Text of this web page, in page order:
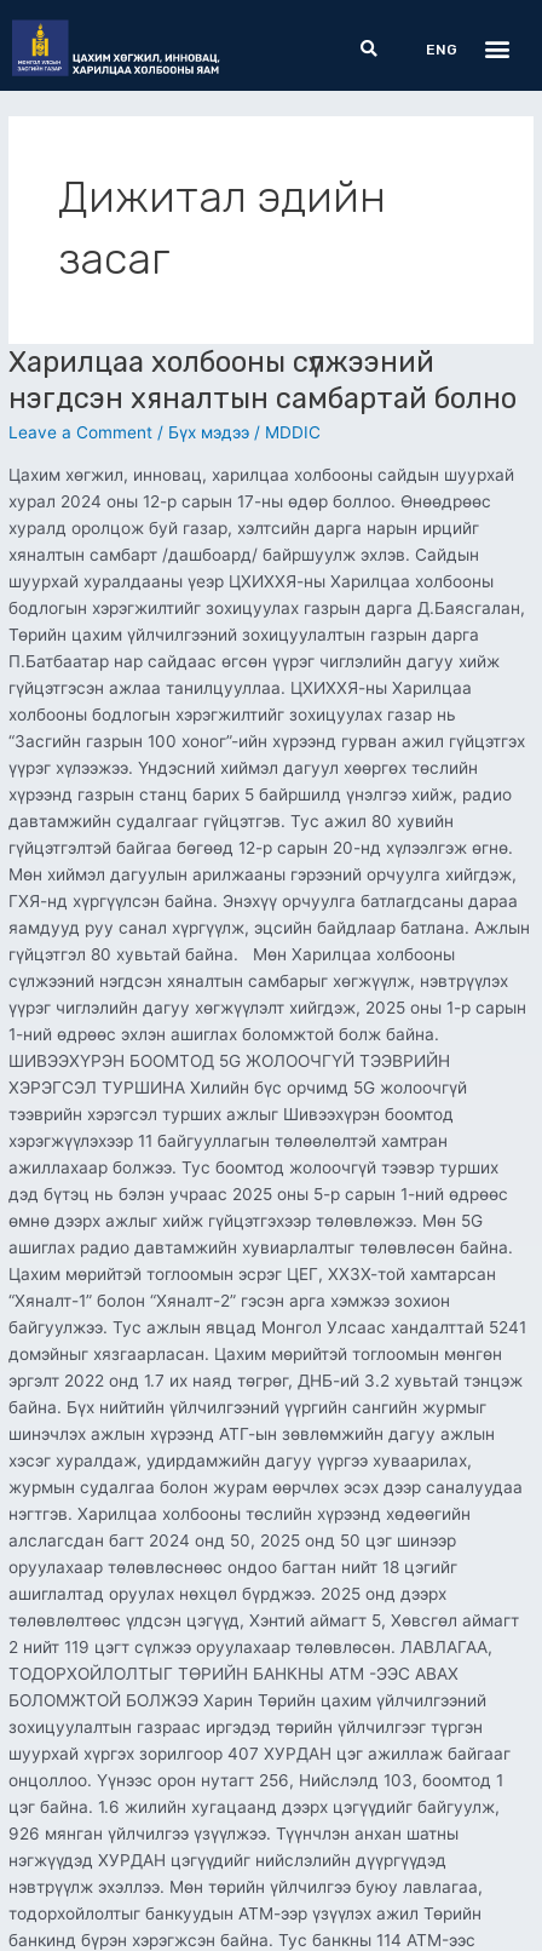
content
Search
ENG
Дижитал эдийн
засаг
Харилцаа холбооны сүлжээний
нэгдсэн хяналтын самбартай болно
Leave a Comment / Бүх мэдээ / MDDIC
Цахим хөгжил, инновац, харилцаа холбооны сайдын шуурхай
хурал 2024 оны 12-р сарын 17-ны өдөр боллоо. Өнөөдрөөс
хуралд оролцож буй газар, хэлтсийн дарга нарын ирцийг
хяналтын самбарт /дашбоард/ байршуулж эхлэв. Сайдын
шуурхай хуралдааны үеэр ЦХИХХЯ-ны Харилцаа холбооны
бодлогын хэрэгжилтийг зохицуулах газрын дарга Д.Баясгалан,
Төрийн цахим үйлчилгээний зохицуулалтын газрын дарга
П.Батбаатар нар сайдаас өгсөн үүрэг чиглэлийн дагуу хийж
гүйцэтгэсэн ажлаа танилцууллаа. ЦХИХХЯ-ны Харилцаа
холбооны бодлогын хэрэгжилтийг зохицуулах газар нь
“Засгийн газрын 100 хоног”-ийн хүрээнд гурван ажил гүйцэтгэх
үүрэг хүлээжээ. Үндэсний хиймэл дагуул хөөргөх төслийн
хүрээнд газрын станц барих 5 байршилд үнэлгээ хийж, радио
давтамжийн судалгааг гүйцэтгэв. Тус ажил 80 хувийн
гүйцэтгэлтэй байгаа бөгөөд 12-р сарын 20-нд хүлээлгэж өгнө.
Мөн хиймэл дагуулын арилжааны гэрээний орчуулга хийгдэж,
ГХЯ-нд хүргүүлсэн байна. Энэхүү орчуулга батлагдсаны дараа
яамдууд руу санал хүргүүлж, эцсийн байдлаар батлана. Ажлын
гүйцэтгэл 80 хувьтай байна. Мөн Харилцаа холбооны
сүлжээний нэгдсэн хяналтын самбарыг хөгжүүлж, нэвтрүүлэх
үүрэг чиглэлийн дагуу хөгжүүлэлт хийгдэж, 2025 оны 1-р сарын
1-ний өдрөөс эхлэн ашиглах боломжтой болж байна.
ШИВЭЭХҮРЭН БООМТОД 5G ЖОЛООЧГҮЙ ТЭЭВРИЙН
ХЭРЭГСЭЛ ТУРШИНА Хилийн бүс орчимд 5G жолоочгүй
тээврийн хэрэгсэл турших ажлыг Шивээхүрэн боомтод
хэрэгжүүлэхээр 11 байгууллагын төлөөлөлтэй хамтран
ажиллахаар болжээ. Тус боомтод жолоочгүй тээвэр турших
дэд бүтэц нь бэлэн учраас 2025 оны 5-р сарын 1-ний өдрөөс
өмнө дээрх ажлыг хийж гүйцэтгэхээр төлөвлөжээ. Мөн 5G
ашиглах радио давтамжийн хувиарлалтыг төлөвлөсөн байна.
Цахим мөрийтэй тоглоомын эсрэг ЦЕГ, ХХЗХ-той хамтарсан
“Хяналт-1” болон “Хяналт-2” гэсэн арга хэмжээ зохион
байгуулжээ. Тус ажлын явцад Монгол Улсаас хандалттай 5241
домэйныг хязгаарласан. Цахим мөрийтэй тоглоомын мөнгөн
эргэлт 2022 онд 1.7 их наяд төгрөг, ДНБ-ий 3.2 хувьтай тэнцэж
байна. Бүх нийтийн үйлчилгээний үүргийн сангийн журмыг
шинэчлэх ажлын хүрээнд АТГ-ын зөвлөмжийн дагуу ажлын
хэсэг хуралдаж, удирдамжийн дагуу үүргээ хуваарилах,
журмын судалгаа болон журам өөрчлөх эсэх дээр саналуудаа
нэгтгэв. Харилцаа холбооны төслийн хүрээнд хөдөөгийн
алслагсдан багт 2024 онд 50, 2025 онд 50 цэг шинээр
оруулахаар төлөвлөснөөс ондоо багтан нийт 18 цэгийг
ашиглалтад оруулах нөхцөл бүрджээ. 2025 онд дээрх
төлөвлөлтөөс үлдсэн цэгүүд, Хэнтий аймагт 5, Хөвсгөл аймагт
2 нийт 119 цэгт сүлжээ оруулахаар төлөвлөсөн. ЛАВЛАГАА,
ТОДОРХОЙЛОЛТЫГ ТӨРИЙН БАНКНЫ АТМ -ЭЭС АВАХ
БОЛОМЖТОЙ БОЛЖЭЭ Харин Төрийн цахим үйлчилгээний
зохицуулалтын газраас иргэдэд төрийн үйлчилгээг түргэн
шуурхай хүргэх зорилгоор 407 ХУРДАН цэг ажиллаж байгааг
онцоллоо. Үүнээс орон нутагт 256, Нийслэлд 103, боомтод 1
цэг байна. 1.6 жилийн хугацаанд дээрх цэгүүдийг байгуулж,
926 мянган үйлчилгээ үзүүлжээ. Түүнчлэн анхан шатны
нэгжүүдэд ХУРДАН цэгүүдийг нийслэлийн дүүргүүдэд
нэвтрүүлж эхэллээ. Мөн төрийн үйлчилгээ буюу лавлагаа,
тодорхойлолтыг банкуудын АТМ-ээр үзүүлэх ажил Төрийн
банкинд бүрэн хэрэгжсэн байна. Тус банкны 114 ATM-ээс
Харилцаа
холбооны
сүлжээний
нэгдсэн
самбартай
болно